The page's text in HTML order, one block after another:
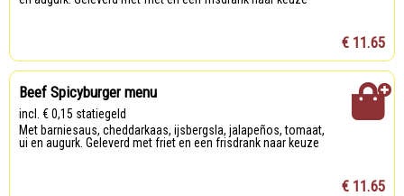
€ 11.65
Beef Spicyburger menu
incl. € 0,15 statiegeld
met barniesaus, cheddarkaas, ijsbergsla, jalapeños, tomaat,
ui en augurk. Geleverd met friet en een frisdrank naar keuze
€ 11.65